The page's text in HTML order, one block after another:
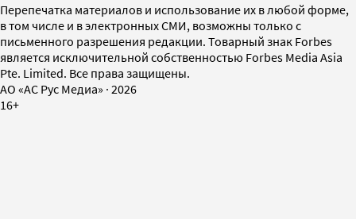
Перепечатка материалов и использование их в любой форме,
в том числе и в электронных СМИ, возможны только с
письменного разрешения редакции. Товарный знак Forbes
является исключительной собственностью Forbes Media Asia
Pte. Limited. Все права защищены.
AO «АС Рус Медиа» · 2026
16+